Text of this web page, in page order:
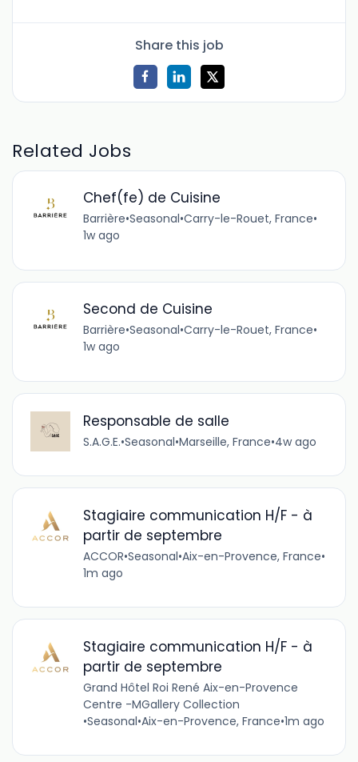
Share this job
Related Jobs
Chef(fe) de Cuisine
Barrière•Seasonal•Carry-le-Rouet, France•
1w ago
Second de Cuisine
Barrière•Seasonal•Carry-le-Rouet, France•
1w ago
Responsable de salle
S.A.G.E.•Seasonal•Marseille, France•4w ago
Stagiaire communication H/F - à
partir de septembre
ACCOR•Seasonal•Aix-en-Provence, France•
1m ago
Stagiaire communication H/F - à
partir de septembre
Grand Hôtel Roi René Aix-en-Provence
Centre -MGallery Collection
•Seasonal•Aix-en-Provence, France•1m ago